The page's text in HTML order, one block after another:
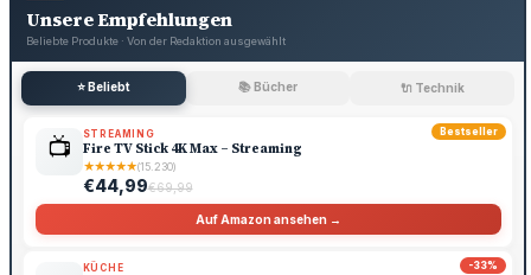
Unsere Empfehlungen
Beliebte Produkte · Von der Redaktion ausgewählt
⭐ Beliebt 📚 Bücher 🔌 Technik
Bestseller
📺 STREAMING
Fire TV Stick 4K Max – Streaming
★★★★★(15.230)
€44,99€69,99
Auf Amazon ansehen →
-33%
KÜCHE